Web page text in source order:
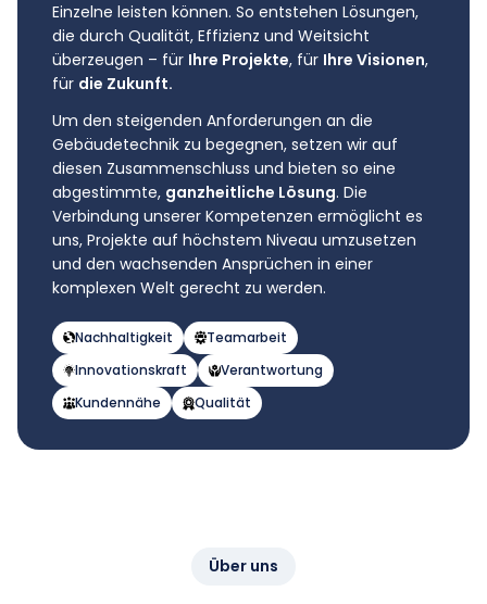
Einzelne leisten können. So entstehen Lösungen,
die durch Qualität, Effizienz und Weitsicht
überzeugen – für Ihre Projekte, für Ihre Visionen,
für die Zukunft.
Um den steigenden Anforderungen an die
Gebäudetechnik zu begegnen, setzen wir auf
diesen Zusammenschluss und bieten so eine
abgestimmte, ganzheitliche Lösung. Die
Verbindung unserer Kompetenzen ermöglicht es
uns, Projekte auf höchstem Niveau umzusetzen
und den wachsenden Ansprüchen in einer
komplexen Welt gerecht zu werden.
Nachhaltigkeit
Teamarbeit
Innovationskraft
Verantwortung
Kundennähe
Qualität
Über uns